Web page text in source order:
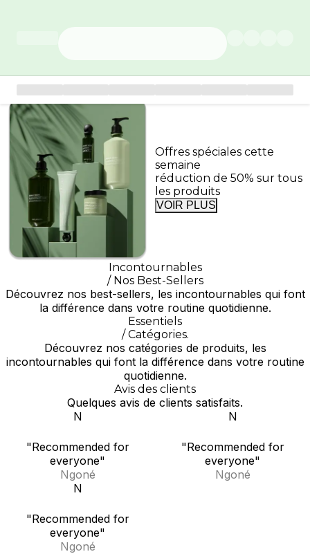
Offres spéciales cette
semaine
réduction de 50% sur tous
les produits
VOIR PLUS
Incontournables
/ Nos Best-Sellers
Découvrez nos best-sellers, les incontournables qui font
la différence dans votre routine quotidienne.
Essentiels
/ Catégories.
Découvrez nos catégories de produits, les
incontournables qui font la différence dans votre routine
quotidienne.
Avis des clients
Quelques avis de clients satisfaits.
N
"Recommended for
everyone"
Ngoné
N
"Recommended for
everyone"
Ngoné
N
"Recommended for
everyone"
Ngoné